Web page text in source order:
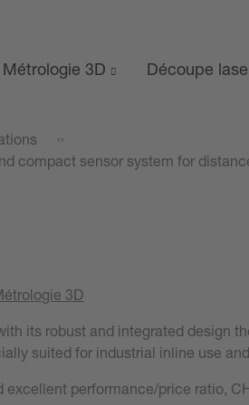
Métrologie 3D Découpe
compact sensor system for
3D
its robust and integrated design
suited for industrial inline use
performance/price ratio,